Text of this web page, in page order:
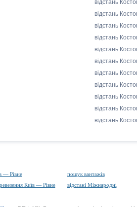
відстань
відстань
відстань
відстань
відстань
відстань
відстань
відстань
відстань
відстань
відстань
— Рівне
пошук вантажів
Київ — Рівне відстані Міжнародні